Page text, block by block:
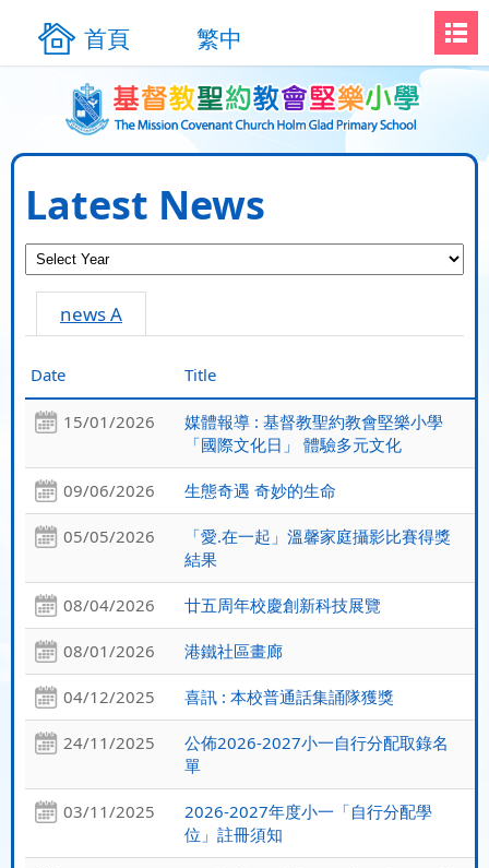
首頁 繁中
Latest News
news A
Date Title
15/01/2026
媒體報導 : 基督教聖約教會堅樂小學
「國際文化日」 體驗多元文化
09/06/2026 生態奇遇 奇妙的生命
05/05/2026
「愛.在一起」溫馨家庭攝影比賽得獎
結果
08/04/2026 廿五周年校慶創新科技展覽
08/01/2026 港鐵社區畫廊
04/12/2025 喜訊 : 本校普通話集誦隊獲獎
24/11/2025
公佈2026-2027小一自行分配取錄名
單
03/11/2025
2026-2027年度小一「自行分配學
位」註冊須知